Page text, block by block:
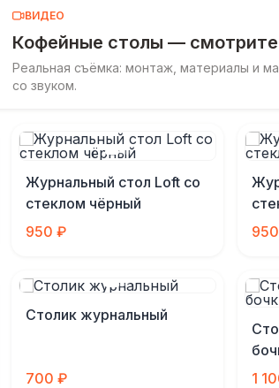
ВИДЕО
Кофейные столы —
Реальная съёмка: монтаж, материалы и
со звуком.
Журнальный стол Loft со
стеклом чёрный
950 ₽
Столик журнальный
700 ₽
1